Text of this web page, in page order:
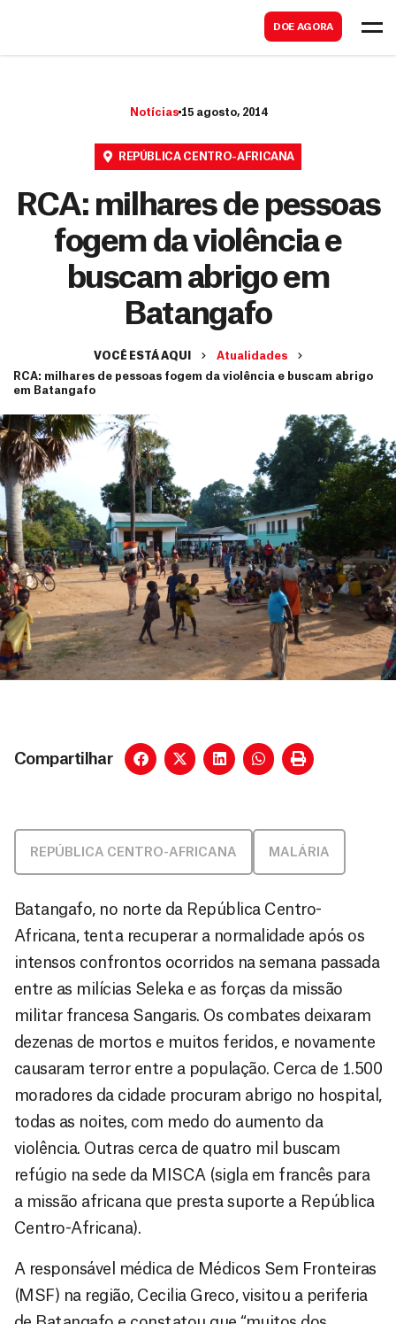
DOE AGORA
Notícias 15 agosto, 2014
REPÚBLICA CENTRO-AFRICANA
RCA: milhares de pessoas
fogem da violência e
buscam abrigo em
Batangafo
VOCÊ ESTÁ AQUI
Atualidades
RCA: milhares de pessoas fogem da violência e buscam abrigo
em Batangafo
Compartilhar
REPÚBLICA CENTRO-AFRICANA MALÁRIA
Batangafo, no norte da República Centro-
Africana, tenta recuperar a normalidade após os
intensos confrontos ocorridos na semana passada
entre as milícias Seleka e as forças da missão
militar francesa Sangaris. Os combates deixaram
dezenas de mortos e muitos feridos, e novamente
causaram terror entre a população. Cerca de 1.500
moradores da cidade procuram abrigo no hospital,
todas as noites, com medo do aumento da
violência. Outras cerca de quatro mil buscam
refúgio na sede da MISCA (sigla em francês para
a missão africana que presta suporte a República
Centro-Africana).
A responsável médica de Médicos Sem Fronteiras
(MSF) na região, Cecilia Greco, visitou a periferia
a
r